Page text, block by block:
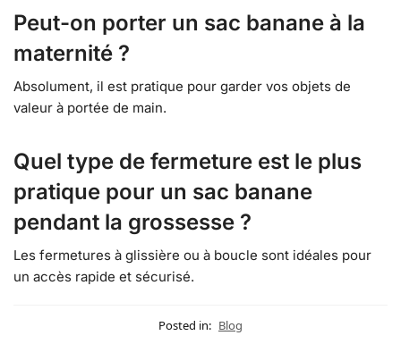
Peut-on porter un sac banane à la
maternité ?
Absolument, il est pratique pour garder vos objets de
valeur à portée de main.
Quel type de fermeture est le plus
pratique pour un sac banane
pendant la grossesse ?
Les fermetures à glissière ou à boucle sont idéales pour
un accès rapide et sécurisé.
Posted in: Blog